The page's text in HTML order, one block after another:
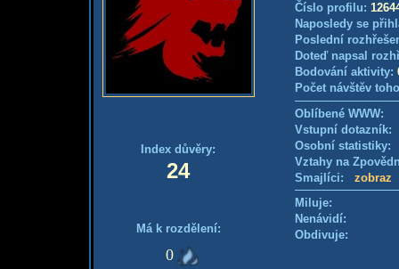
Index důvěry:
24
Má k rozdělení:
0
Číslo profilu:
Naposledy se
Poslední
Doteď napsal
Bodování aktivity:
Počet návštěv
Oblíbené WWW:
Vstupní
Osobní
Vztahy na
Smajlíci: zobraz
Miluje:
Nenávidí:
Obdivuje: